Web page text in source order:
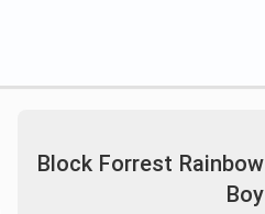
Block Forrest Rainbow
Boy